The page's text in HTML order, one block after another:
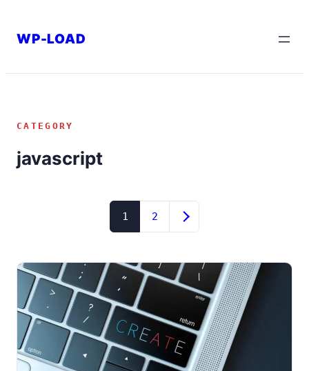
ス
WP-LOAD
CATEGORY
javascript
の
ペ
ー
ジ
送
1 2